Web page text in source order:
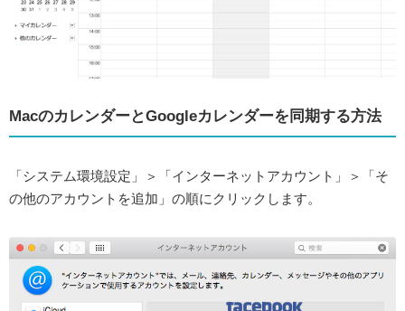
MacのカレンダーとGoogleカレンダーを同期する方法
「システム環境設定」＞「インターネットアカウント」＞「そ
の他のアカウントを追加」の順にクリックします。